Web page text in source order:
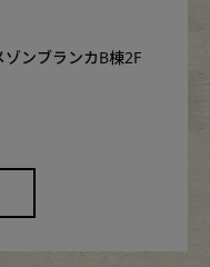
ンブランカB棟2F